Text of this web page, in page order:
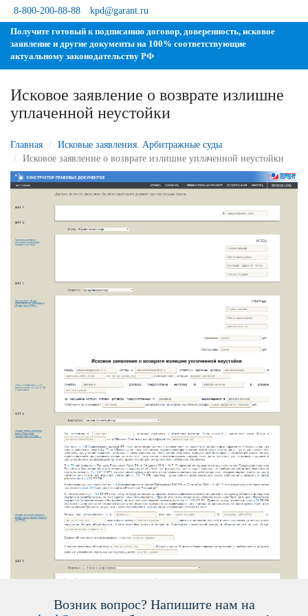
8-800-200-88-88
kpd@garant.ru
Получите готовый к подписанию договор, доверенность, исковое
заявление и другие документы на 100% соответствующие
актуальному законодательству РФ
Исковое заявление о возврате излишне
уплаченной неустойки
Главная
Исковые заявления. Арбитражные суды
Исковое заявление о возврате излишне уплаченной неустойки
озник вопрос? Напишите нам на